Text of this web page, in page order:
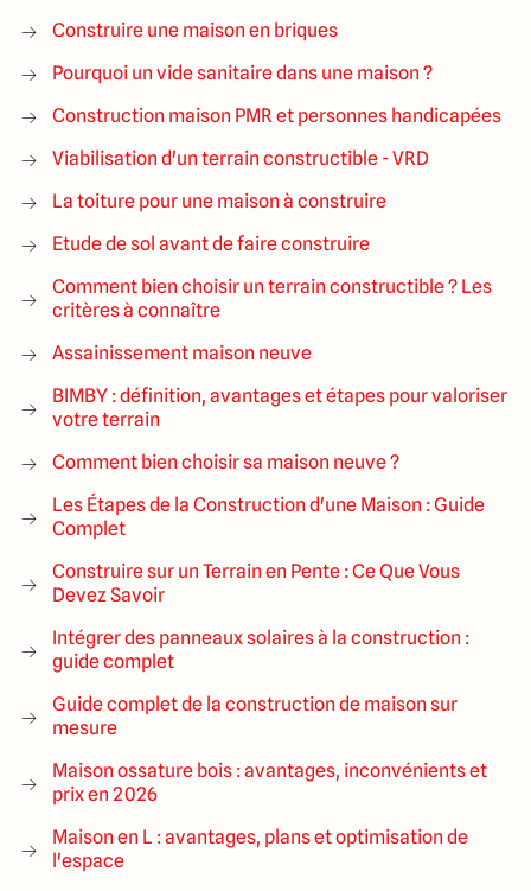
Construire une maison en briques
Pourquoi un vide sanitaire dans une maison ?
Construction maison PMR et personnes handicapées
Viabilisation d'un terrain constructible - VRD
La toiture pour une maison à construire
Etude de sol avant de faire construire
Comment bien choisir un terrain constructible ? Les
critères à connaître
Assainissement maison neuve
BIMBY : définition, avantages et étapes pour valoriser
votre terrain
Comment bien choisir sa maison neuve ?
Les Étapes de la Construction d'une Maison : Guide
Complet
Construire sur un Terrain en Pente : Ce Que Vous
Devez Savoir
Intégrer des panneaux solaires à la construction :
guide complet
Guide complet de la construction de maison sur
mesure
Maison ossature bois : avantages, inconvénients et
prix en 2026
Maison en L : avantages, plans et optimisation de
l'espace